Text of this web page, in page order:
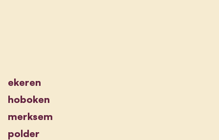
ekeren
hoboken
merksem
polder